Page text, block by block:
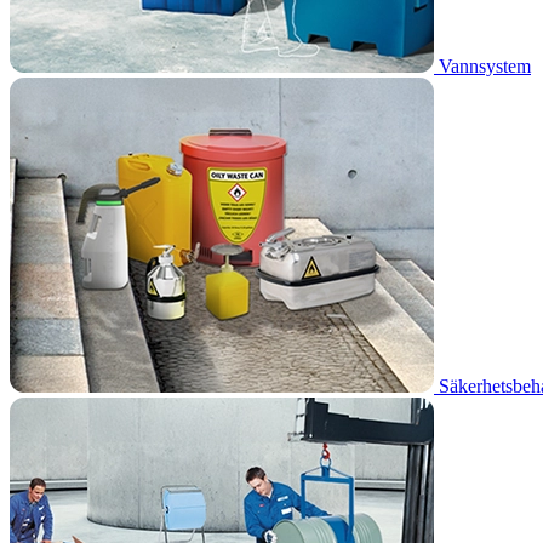
Vannsystem